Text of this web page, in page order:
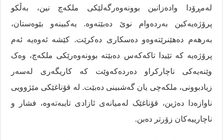
لەمڕۆدا وادەزانین بوونەوەرگەلێکی ملکەچ نین، بەڵکو
پرۆژەیەکین بەردەوام نوێ دەبێتەوە. یەکبینەو بێوەستان،
بەرهەم دەهێنرێتەوەو دەسکاری دەکرێت. کێشە ئەوەیە ئەم
پرۆژەیە کە تێیدا تاکەکەس دەبێتە بوونەوەرێکی ملکەچ، وەک
وێنەیەکی ناچارکراو دەردەکەوێت کە کاریگەری لەسەر
زیادبوونی، ملکەچی یان گەشبینی دەبێت. لە قۆناغێکی مێژوویی
ناوازەدا دەژین، قۆناغێک لەمیانەی ئازادی تایبەتەوە، فشار و
ناچارییەکان زۆرتر دەبن.